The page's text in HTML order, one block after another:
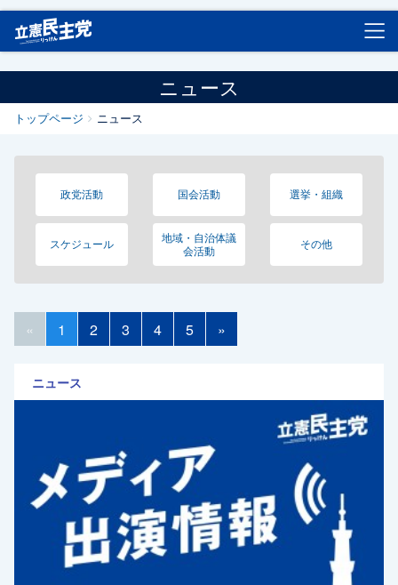
ニュース
トップページ ニュース
政党活動 国会活動 選挙・組織
スケジュール
地域・自治体議
会活動
その他
« 1 2 3 4 5 »
ニュース